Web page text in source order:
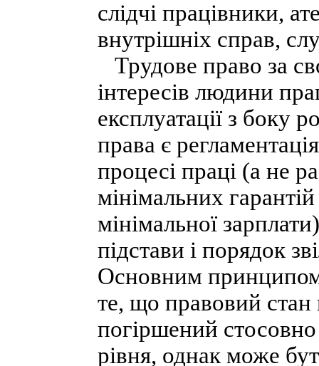
слідчі працівники,
внутрішніх справ,
Трудове право за
інтересів людини
експлуатації з боку
права є
процесі праці (а не
мінімальних
мінімальної
підстави і порядок
Основним
те, що правовий
погіршений
рівня, однак може